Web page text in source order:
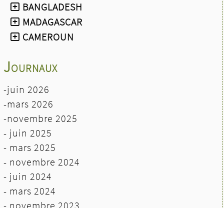
BANGLADESH
MADAGASCAR
CAMEROUN
Journaux
-juin 2026
-mars 2026
-novembre 2025
- juin 2025
- mars 2025
- novembre 2024
- juin 2024
- mars 2024
- novembre 2023